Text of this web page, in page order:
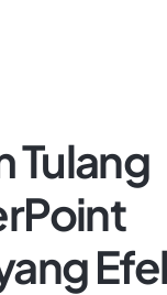
Tulang